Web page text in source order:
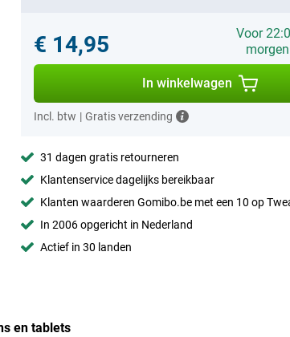
€ 14,95
Voor
morgen
In winkelwagen
Incl. btw | Gratis verzending
31 dagen gratis retourneren
Klantenservice dagelijks bereikbaar
Klanten waarderen Gomibo.be met een 10 op
In 2006 opgericht in Nederland
Actief in 30 landen
en tablets